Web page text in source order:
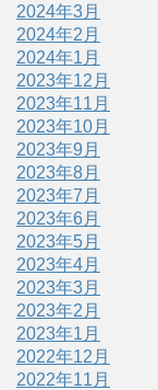
2024年3月
2024年2月
2024年1月
2023年12月
2023年11月
2023年10月
2023年9月
2023年8月
2023年7月
2023年6月
2023年5月
2023年4月
2023年3月
2023年2月
2023年1月
2022年12月
2022年11月